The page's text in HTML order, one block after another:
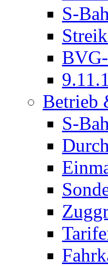
S-
Betrieb
S-